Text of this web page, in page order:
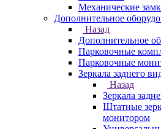
Механические
Дополнительное
Назад
Дополнительное
Парковочные
Парковочные
Зеркала заднего
Назад
Зеркала
Штатные
монитором